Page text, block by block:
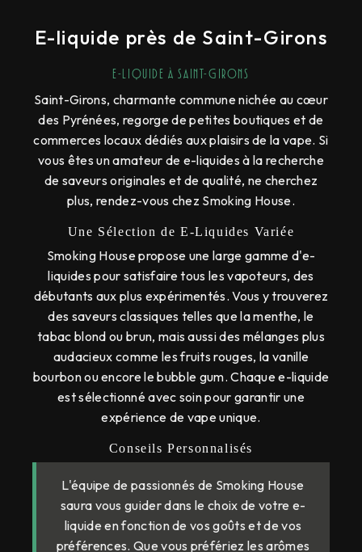
E-liquide près de Saint-Girons
E-Liquide à Saint-Girons
Saint-Girons, charmante commune nichée au cœur
des Pyrénées, regorge de petites boutiques et de
commerces locaux dédiés aux plaisirs de la vape. Si
vous êtes un amateur de e-liquides à la recherche
de saveurs originales et de qualité, ne cherchez
plus, rendez-vous chez Smoking House.
Une Sélection de E-Liquides Variée
Smoking House propose une large gamme d'e-
liquides pour satisfaire tous les vapoteurs, des
débutants aux plus expérimentés. Vous y trouverez
des saveurs classiques telles que la menthe, le
tabac blond ou brun, mais aussi des mélanges plus
audacieux comme les fruits rouges, la vanille
bourbon ou encore le bubble gum. Chaque e-liquide
est sélectionné avec soin pour garantir une
expérience de vape unique.
Conseils Personnalisés
L'équipe de passionnés de Smoking House
saura vous guider dans le choix de votre e-
liquide en fonction de vos goûts et de vos
préférences. Que vous préfériez les arômes